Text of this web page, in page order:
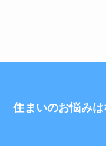
住まいのお悩み